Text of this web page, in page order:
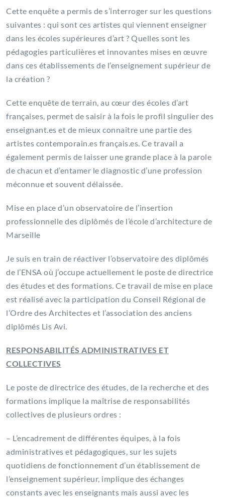
Cette enquête a permis de s’interroger sur les questions
suivantes : qui sont ces artistes qui viennent enseigner
dans les écoles supérieures d’art ? Quelles sont les
pédagogies particulières et innovantes mises en œuvre
dans ces établissements de l’enseignement supérieur de
la création ?
Cette enquête de terrain, au cœur des écoles d’art
françaises, permet de saisir à la fois le profil singulier des
enseignant.es et de mieux connaitre une partie des
artistes contemporain.es français.es. Ce travail a
également permis de laisser une grande place à la parole
de chacun et d’entamer le diagnostic d’une profession
méconnue et souvent délaissée.
Mise en place d’un observatoire de l’insertion
professionnelle des diplômés de l’école d’architecture de
Marseille
Je suis en train de réactiver l’observatoire des diplômés
de l’ENSA où j’occupe actuellement le poste de directrice
des études et des formations. Ce travail de mise en place
est réalisé avec la participation du Conseil Régional de
l’Ordre des Architectes et l’association des anciens
diplômés Lis Avi.
RESPONSABILITÉS ADMINISTRATIVES ET
COLLECTIVES
Le poste de directrice des études, de la recherche et des
formations implique la maîtrise de responsabilités
collectives de plusieurs ordres :
– L’encadrement de différentes équipes, à la fois
administratives et pédagogiques, sur les sujets
quotidiens de fonctionnement d’un établissement de
l’enseignement supérieur, implique des échanges
constants avec les enseignants mais aussi avec les